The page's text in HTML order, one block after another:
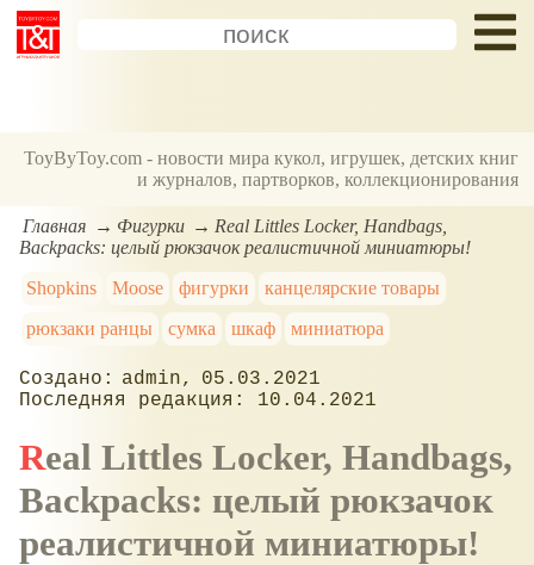
ToyByToy.com - новости мира кукол, игрушек, детских книг
и журналов, партворков, коллекционирования
Главная Фигурки
Real Littles Locker, Handbags,
Backpacks: целый рюкзачок реалистичной миниатюры!
Shopkins
Moose фигурки
канцелярские товары
рюкзаки ранцы
сумка шкаф миниатюра
admin
05.03.2021
10.04.2021
Real Littles Locker, Handbags,
Backpacks: целый рюкзачок
реалистичной миниатюры!